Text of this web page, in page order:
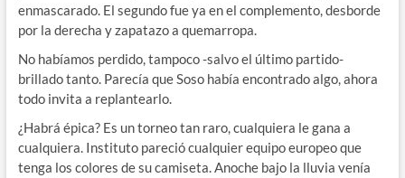
enmascarado. El segundo fue ya en el complemento, desborde
por la derecha y zapatazo a quemarropa.
No habíamos perdido, tampoco -salvo el último partido-
brillado tanto. Parecía que Soso había encontrado algo, ahora
todo invita a replantearlo.
¿Habrá épica? Es un torneo tan raro, cualquiera le gana a
cualquiera. Instituto pareció cualquier equipo europeo que
tenga los colores de su camiseta. Anoche bajo la lluvia venía